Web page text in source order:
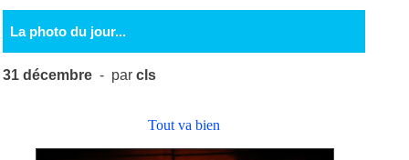
La photo du jour...
31 décembre - parcls
Tout va bien